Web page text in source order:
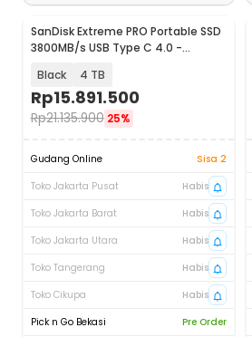
SanDisk Extreme PRO Portable SSD
3800MB/s USB Type C 4.0 -
Black 4 TB
Rp15.891.500
Rp21.135.900 25%
Gudang Online
Sisa 2
Toko Jakarta Pusat
Habis
Toko Jakarta Barat
Habis
Toko Jakarta Utara
Habis
Toko Tangerang
Habis
Toko Cikupa
Habis
Pick n Go Bekasi
Pre Order